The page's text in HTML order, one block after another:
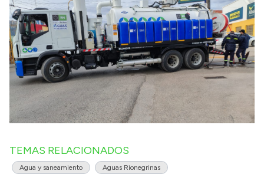
TEMAS RELACIONADOS
Agua y saneamiento Aguas Rionegrinas